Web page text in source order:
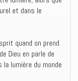
et dans le
quand on prend
Dieu en parle de
lumière du monde